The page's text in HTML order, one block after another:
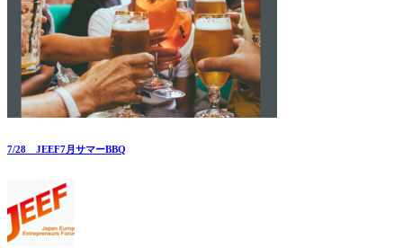
7/28 JEEF7月サマーBBQ